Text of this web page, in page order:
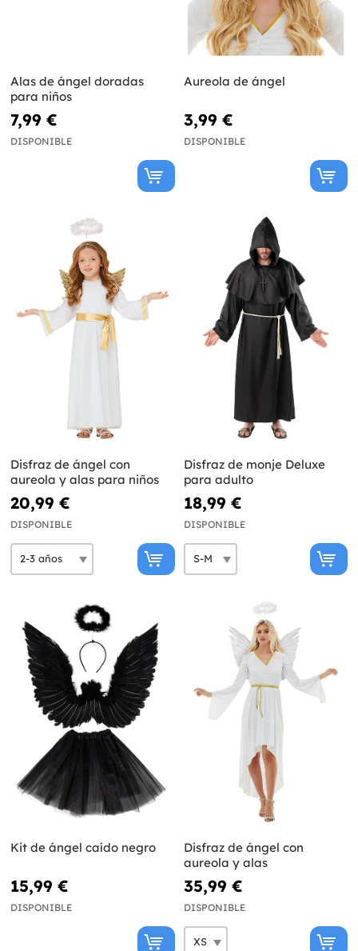
Alas de ángel doradas
para niños
7,99 €
DISPONIBLE
Aureola de ángel
3,99 €
DISPONIBLE
Disfraz de ángel con
aureola y alas para niños
20,99 €
DISPONIBLE
Disfraz de monje Deluxe
para adulto
18,99 €
DISPONIBLE
Kit de ángel caído negro
15,99 €
DISPONIBLE
Disfraz de ángel con
aureola y alas
35,99 €
DISPONIBLE